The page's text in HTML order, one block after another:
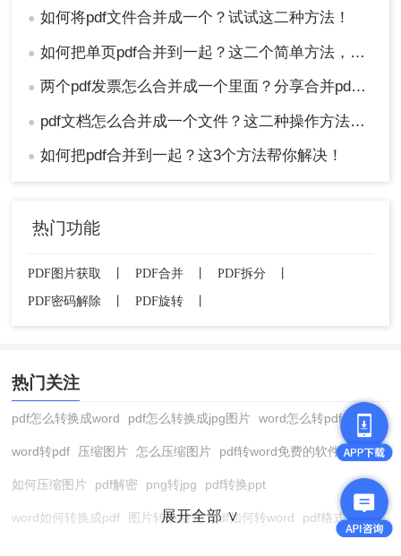
● 如何将pdf文件合并成一个？试试这二种方法！
● 如何把单页pdf合并到一起？这二个简单方法，轻松合并上千文档！
● 两个pdf发票怎么合并成一个里面？分享合并pdf的二个方法！
● pdf文档怎么合并成一个文件？这二种操作方法十分简单！
● 如何把pdf合并到一起？这3个方法帮你解决！
热门功能
PDF图片获取 PDF合并 PDF拆分
PDF密码解除
PDF旋转
热门关注
pdf怎么转换成word pdf怎么转换成jpg图片 word怎么转pdf
word转pdf 压缩图片 怎么压缩图片 pdf转word免费的软件
如何压缩图片 pdf解密 png转jpg pdf转换ppt
word如何转换成pdf 图片转换格式 pdf如何转word pdf格式转换
展开全部 ∨